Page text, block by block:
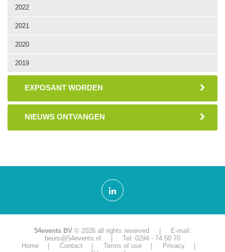
2022
2021
2020
2019
EXPOSANT WORDEN
NIEUWS ONTVANGEN
54events BV© 2026 all rights reserved | E-mail:
beurs@54events.nl
| Tel: 0294 - 74 50 70
Home
Contact Terms of use
Privacy